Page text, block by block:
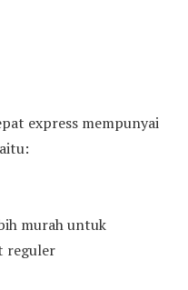
express mempunyai
murah untuk
reguler